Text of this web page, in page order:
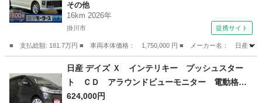
トエアコン シートヒーター ルーフコンソー
ル 衝突被害軽減ブレーキ 届出済未使用車 （検
その他
16km 2026年
掛川市 提携サイト
■ 支払総額: 181.7万円 ■ 車両本体価格： 1,750,000 円 ■ メーカー名： 日産
その他
日産 デイズ Ｘ インテリキー プッシュスター
ト ＣＤ アラウンドビューモニター 電動格納
ミラー オートエアコン アイドリングストップ
624,000円